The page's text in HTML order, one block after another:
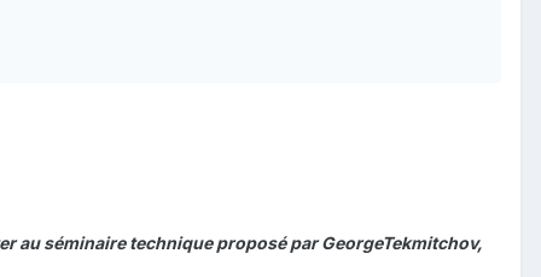
au séminaire technique proposé par GeorgeTekmitchov,